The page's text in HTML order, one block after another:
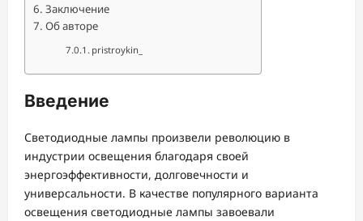
Заключение
Об авторе
pristroykin_
Введение
Светодиодные лампы произвели революцию в
индустрии освещения благодаря своей
энергоэффективности, долговечности и
универсальности. В качестве популярного варианта
освещения светодиодные лампы завоевали